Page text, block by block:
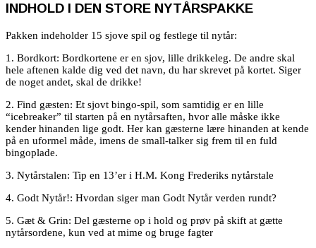
INDHOLD I DEN STORE NYTÅRSPAKKE
Pakken indeholder 15 sjove spil og festlege til nytår:
1. Bordkort: Bordkortene er en sjov, lille drikkeleg. De andre skal
hele aftenen kalde dig ved det navn, du har skrevet på kortet. Siger
de noget andet, skal de drikke!
2. Find gæsten: Et sjovt bingo-spil, som samtidig er en lille
“icebreaker” til starten på en nytårsaften, hvor alle måske ikke
kender hinanden lige godt. Her kan gæsterne lære hinanden at kende
på en uformel måde, imens de small-talker sig frem til en fuld
bingoplade.
3. Nytårstalen: Tip en 13’er i H.M. Kong Frederiks nytårstale
4. Godt Nytår!: Hvordan siger man Godt Nytår verden rundt?
5. Gæt & Grin: Del gæsterne op i hold og prøv på skift at gætte
nytårsordene, kun ved at mime og bruge fagter